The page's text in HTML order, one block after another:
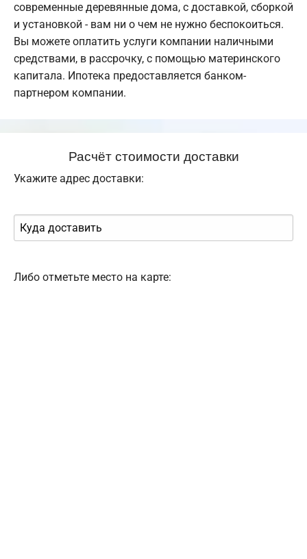
современные деревянные дома, с доставкой, сборкой
и установкой - вам ни о чем не нужно беспокоиться.
Вы можете оплатить услуги компании наличными
средствами, в рассрочку, с помощью материнского
капитала. Ипотека предоставляется банком-
партнером компании.
Расчёт стоимости доставки
Укажите адрес доставки:
Либо отметьте место на карте: